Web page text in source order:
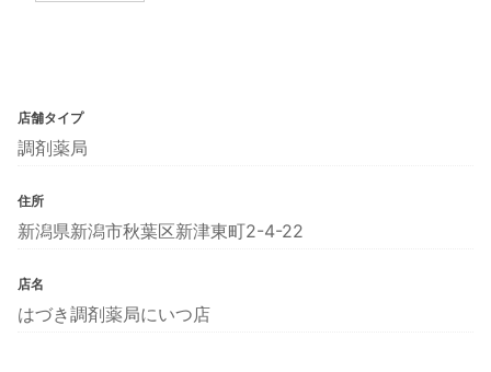
店舗タイプ
調剤薬局
住所
新潟県新潟市秋葉区新津東町2-4-22
店名
はづき調剤薬局にいつ店